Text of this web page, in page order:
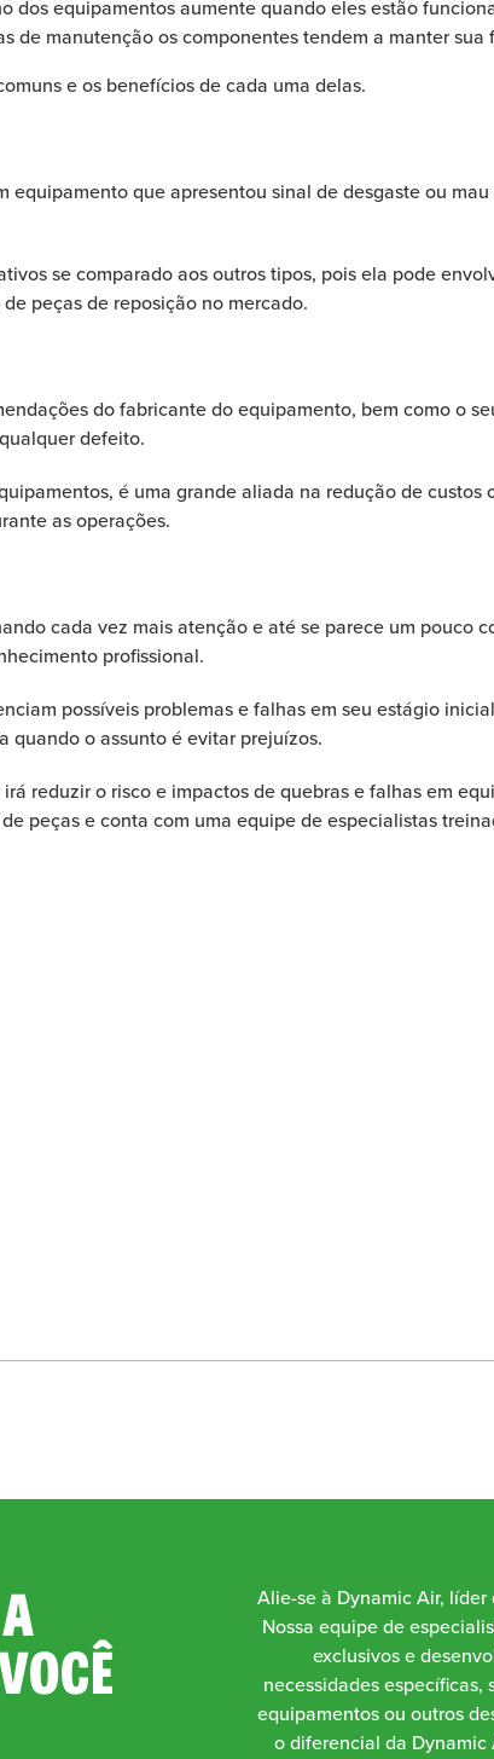
dos equipamentos aumente quando eles estão
de manutenção os componentes tendem a manter
e os benefícios de cada uma delas.
equipamento que apresentou sinal de desgaste ou
se comparado aos outros tipos, pois ela pode
peças de reposição no mercado.
do fabricante do equipamento, bem como o
defeito.
é uma grande aliada na redução de
as operações.
cada vez mais atenção e até se parece um pouco
profissional.
possíveis problemas e falhas em seu estágio
quando o assunto é evitar prejuízos.
reduzir o risco e impactos de quebras e falhas em
peças e conta com uma equipe de especialistas
Alie-se à Dynamic Air,
Nossa equipe de
exclusivos e
necessidades
equipamentos ou outros
o diferencial da